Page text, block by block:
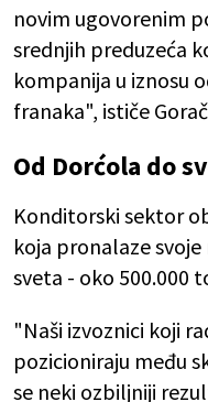
novim ugovorenim
srednjih preduzeća
kompanija u iznosu
franaka", ističe
Od Dorćola do
Konditorski sektor
koja pronalaze
sveta - oko 500.000
"Naši izvoznici koji
pozicioniraju među
se neki ozbiljniji